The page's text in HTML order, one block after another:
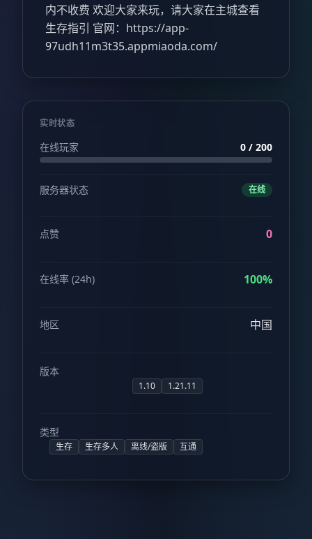
内不收费 欢迎大家来玩，请大家在主城查看
生存指引 官网： https://app-
97udh11m3t35.appmiaoda.com/
实时状态
在线玩家 0 / 200
服务器状态 在线
点赞 0
在线率 (24h) 100%
地区 中国
版本
1.10 1.21.11
类型
生存 生存多人 离线/盗版 互通